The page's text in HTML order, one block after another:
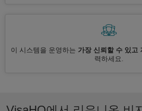
이 시스템을 운영하는 가장 신뢰할 수 있고
력하세요.